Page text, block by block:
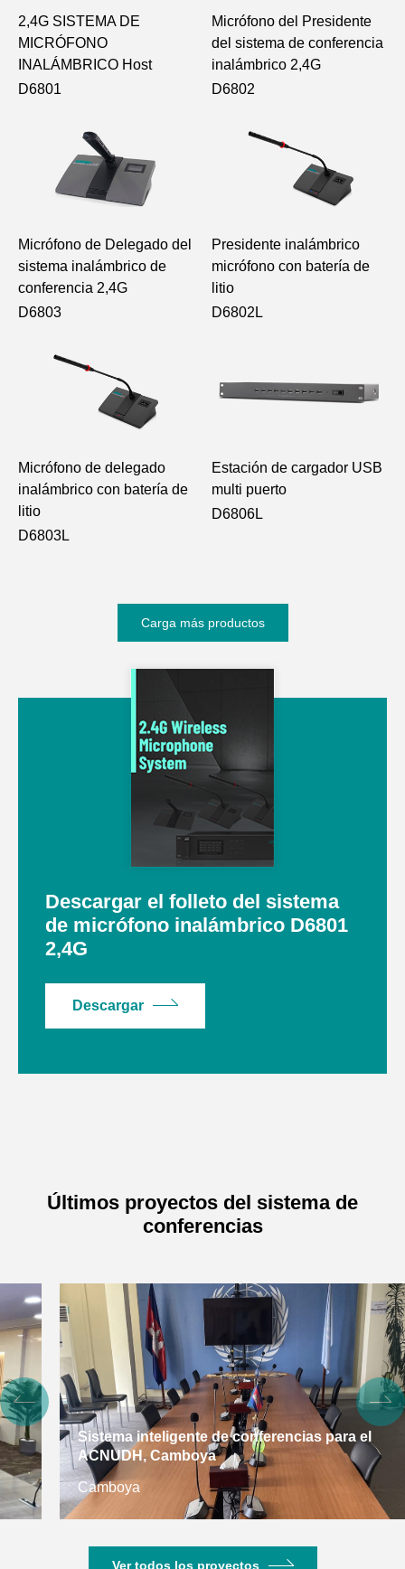
2,4G SISTEMA DE
MICRÓFONO
INALÁMBRICO Host
D6801
Micrófono del Presidente
del sistema de conferencia
inalámbrico 2,4G
D6802
Micrófono de Delegado del
sistema inalámbrico de
conferencia 2,4G
D6803
Presidente inalámbrico
micrófono con batería de
litio
D6802L
Micrófono de delegado
inalámbrico con batería de
litio
D6803L
Estación de cargador USB
multi puerto
D6806L
Carga más productos
Descargar el folleto del sistema
de micrófono inalámbrico D6801
2,4G
Descargar
Últimos proyectos del sistema de
conferencias
Sistema inteligente de conferencias para el
ACNUDH, Camboya
Camboya
Ver todos los proyectos